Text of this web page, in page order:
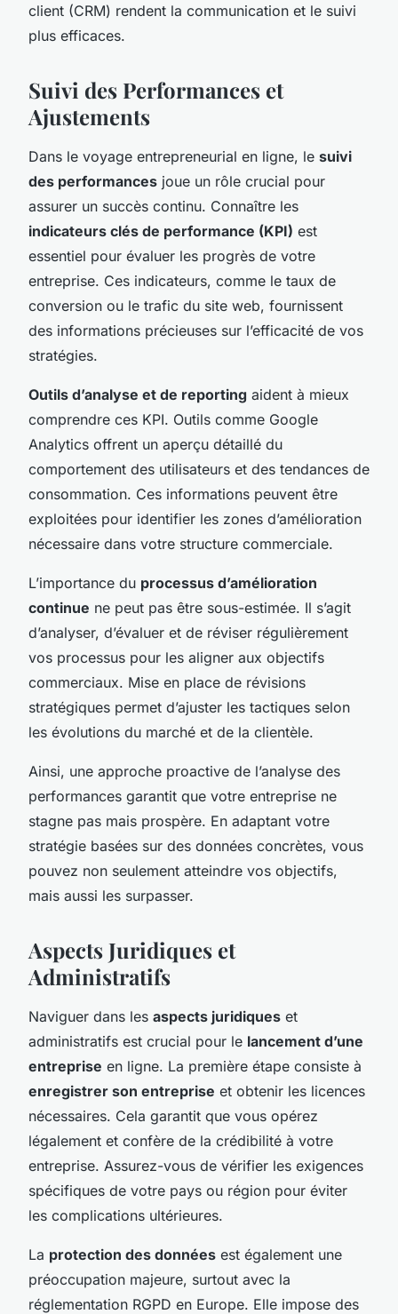
client (CRM) rendent la communication et le suivi
plus efficaces.
Suivi des Performances et
Ajustements
Dans le voyage entrepreneurial en ligne, le suivi
des performances joue un rôle crucial pour
assurer un succès continu. Connaître les
indicateurs clés de performance (KPI) est
essentiel pour évaluer les progrès de votre
entreprise. Ces indicateurs, comme le taux de
conversion ou le trafic du site web, fournissent
des informations précieuses sur l’efficacité de vos
stratégies.
Outils d’analyse et de reporting aident à mieux
comprendre ces KPI. Outils comme Google
Analytics offrent un aperçu détaillé du
comportement des utilisateurs et des tendances de
consommation. Ces informations peuvent être
exploitées pour identifier les zones d’amélioration
nécessaire dans votre structure commerciale.
L’importance du processus d’amélioration
continue ne peut pas être sous-estimée. Il s’agit
d’analyser, d’évaluer et de réviser régulièrement
vos processus pour les aligner aux objectifs
commerciaux. Mise en place de révisions
stratégiques permet d’ajuster les tactiques selon
les évolutions du marché et de la clientèle.
Ainsi, une approche proactive de l’analyse des
performances garantit que votre entreprise ne
stagne pas mais prospère. En adaptant votre
stratégie basées sur des données concrètes, vous
pouvez non seulement atteindre vos objectifs,
mais aussi les surpasser.
Aspects Juridiques et
Administratifs
Naviguer dans les aspects juridiques et
administratifs est crucial pour le lancement d’une
entreprise en ligne. La première étape consiste à
enregistrer son entreprise et obtenir les licences
nécessaires. Cela garantit que vous opérez
légalement et confère de la crédibilité à votre
entreprise. Assurez-vous de vérifier les exigences
spécifiques de votre pays ou région pour éviter
les complications ultérieures.
La protection des données est également une
préoccupation majeure, surtout avec la
réglementation RGPD en Europe. Elle impose des